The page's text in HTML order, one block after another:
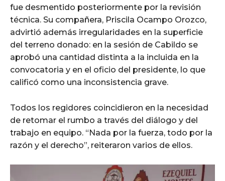
fue desmentido posteriormente por la revisión
técnica. Su compañera, Priscila Ocampo Orozco,
advirtió además irregularidades en la superficie
del terreno donado: en la sesión de Cabildo se
aprobó una cantidad distinta a la incluida en la
convocatoria y en el oficio del presidente, lo que
calificó como una inconsistencia grave.
Todos los regidores coincidieron en la necesidad
de retomar el rumbo a través del diálogo y del
trabajo en equipo. “Nada por la fuerza, todo por la
razón y el derecho”, reiteraron varios de ellos.